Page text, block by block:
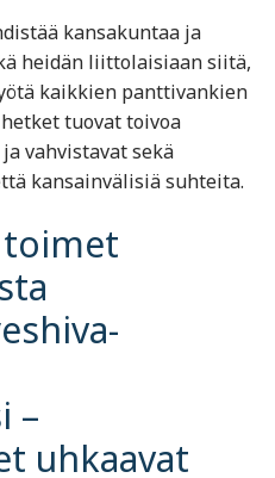
kansakuntaa ja
heidän liittolaisiaan siitä,
kaikkien panttivankien
tuovat toivoa
vahvistavat sekä
kansainvälisiä suhteita.
–
uhkaavat